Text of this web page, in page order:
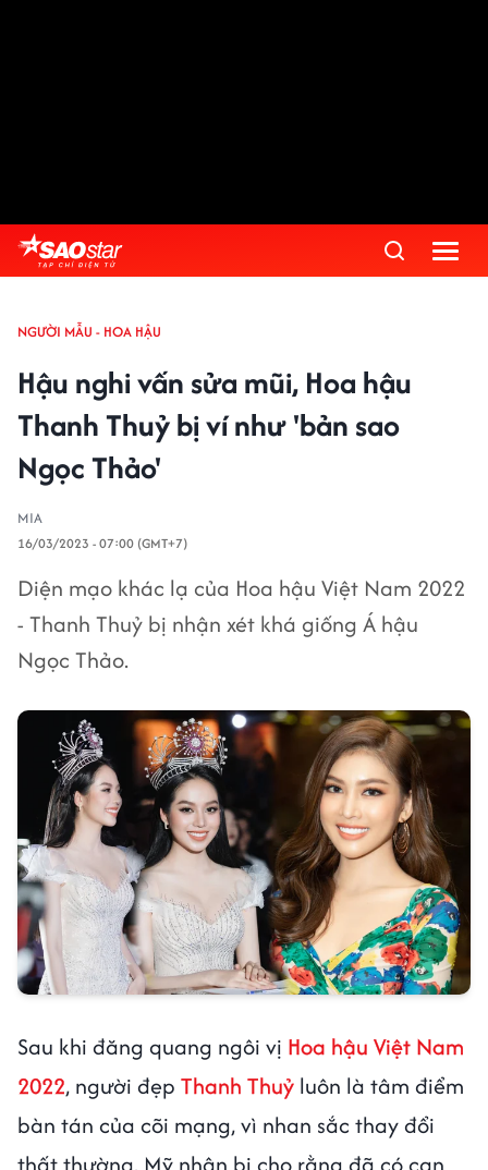
NGƯỜI MẪU - HOA HẬU
Hậu nghi vấn sửa mũi, Hoa hậu
Thanh Thuỷ bị ví như 'bản sao
Ngọc Thảo'
MIA
16/03/2023 - 07:00 (GMT+7)
Diện mạo khác lạ của Hoa hậu Việt Nam 2022
- Thanh Thuỷ bị nhận xét khá giống Á hậu
Ngọc Thảo.
Sau khi đăng quang ngôi vị Hoa hậu Việt Nam
2022, người đẹp Thanh Thuỷ luôn là tâm điểm
bàn tán của cõi mạng, vì nhan sắc thay đổi